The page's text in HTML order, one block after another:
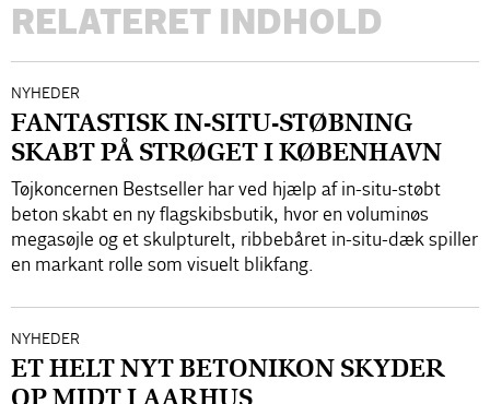
RELATERET INDHOLD
NYHEDER
FANTASTISK IN-SITU-STØBNING
SKABT PÅ STRØGET I KØBENHAVN
Tøjkoncernen Bestseller har ved hjælp af in-situ-støbt
beton skabt en ny flagskibsbutik, hvor en voluminøs
megasøjle og et skulpturelt, ribbebåret in-situ-dæk spiller
en markant rolle som visuelt blikfang.
NYHEDER
ET HELT NYT BETONIKON SKYDER
OP MIDT I AARHUS